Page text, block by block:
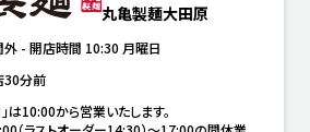
丸亀製麺大田原
外 - 開店時間 10:30 月曜日
30分前
は10:00から営業いたします。